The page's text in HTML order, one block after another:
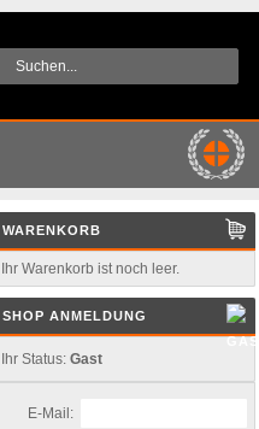
WARENKORB
Ihr Warenkorb ist noch leer.
SHOP ANMELDUNG
Ihr Status: Gast
E-Mail: